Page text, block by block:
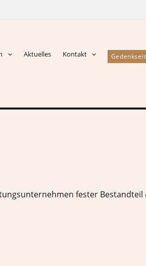
Aktuelles Kontakt
fester Bestandteil